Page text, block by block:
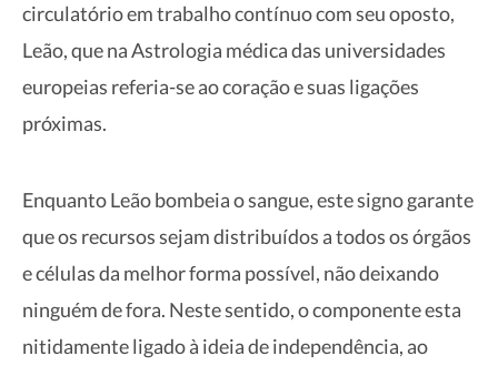
circulatório em trabalho contínuo com seu oposto,
Leão, que na Astrologia médica das universidades
europeias referia-se ao coração e suas ligações
próximas.
Enquanto Leão bombeia o sangue, este signo garante
que os recursos sejam distribuídos a todos os órgãos
e células da melhor forma possível, não deixando
ninguém de fora. Neste sentido, o componente esta
nitidamente ligado à ideia de independência, ao